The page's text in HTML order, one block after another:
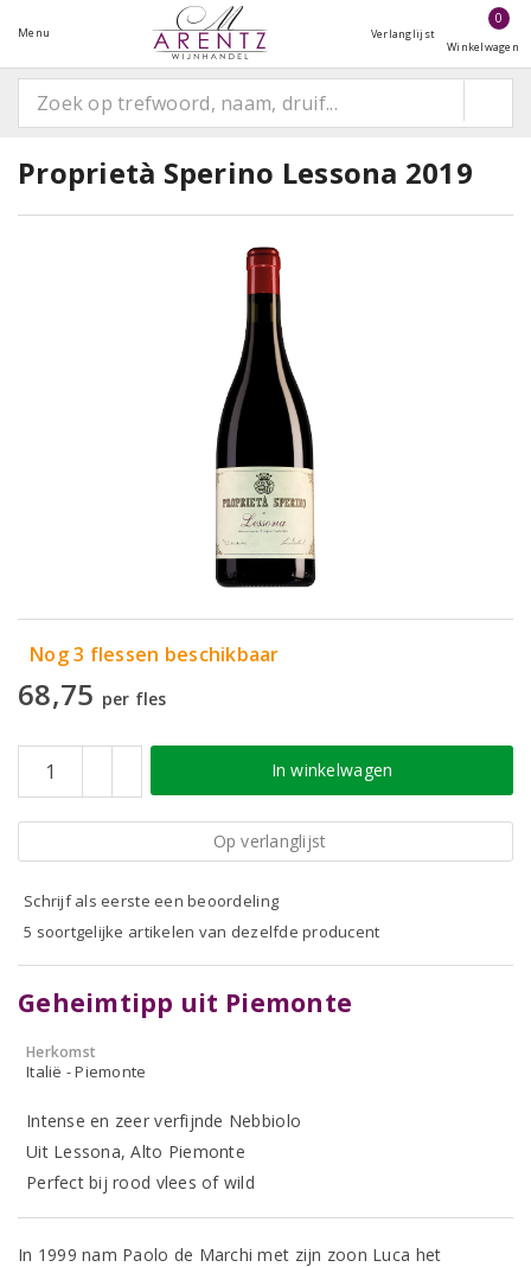
Menu Verlanglijst
0
Winkelwagen
Proprietà Sperino Lessona 2019
Nog 3 flessen beschikbaar
68,75 per fles
In winkelwagen
Op verlanglijst
Schrijf als eerste een beoordeling
5 soortgelijke artikelen van dezelfde producent
Geheimtipp uit Piemonte
Herkomst
Italië - Piemonte
Intense en zeer verfijnde Nebbiolo
Uit Lessona, Alto Piemonte
Perfect bij rood vlees of wild
In 1999 nam Paolo de Marchi met zijn zoon Luca het